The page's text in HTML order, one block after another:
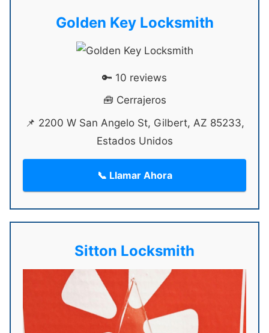
Golden Key Locksmith
🔑 10 reviews
🧰 Cerrajeros
📌 2200 W San Angelo St, Gilbert, AZ 85233,
Estados Unidos
📞 Llamar Ahora
Sitton Locksmith